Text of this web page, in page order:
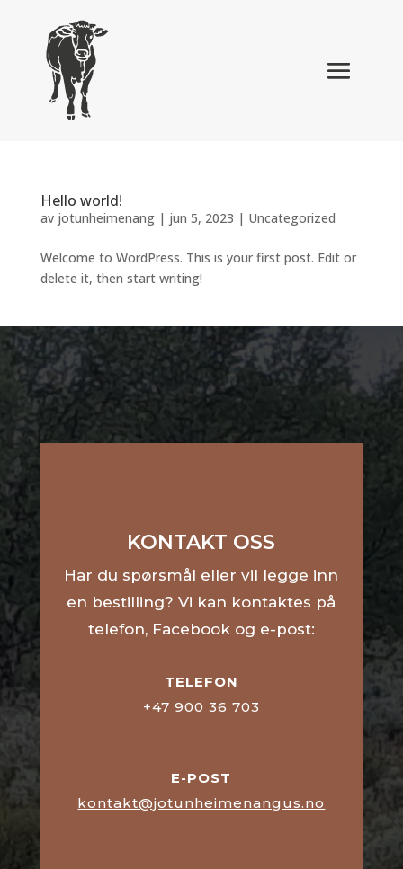
Hello world!
av jotunheimenang| jun 5, 2023 | Uncategorized
Welcome to WordPress. This is your first post. Edit or
delete it, then start writing!
KONTAKT OSS
Har du spørsmål eller vil legge inn
en bestilling? Vi kan kontaktes på
telefon, Facebook og e-post:
TELEFON
+47 900 36 703
E-POST
kontakt@jotunheimenangus.no